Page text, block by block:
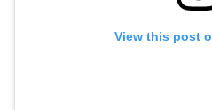
View this post